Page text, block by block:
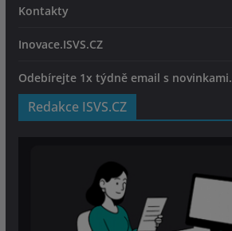
Kontakty
Inovace.ISVS.CZ
Odebírejte 1x týdně email s novinkami.
Redakce ISVS.CZ